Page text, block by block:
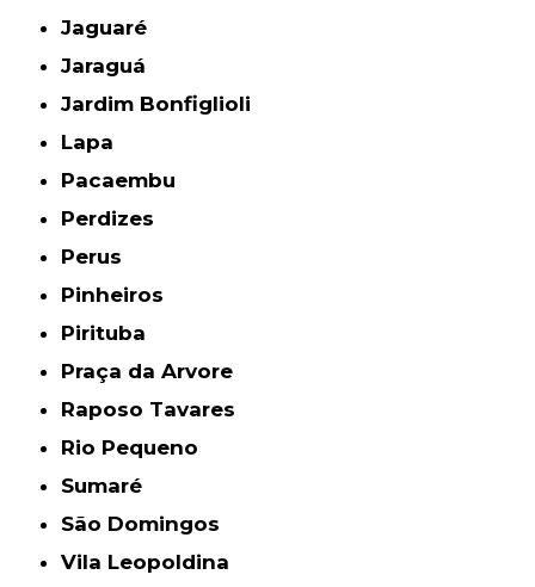
Jaguaré
Jaraguá
Jardim Bonfiglioli
Lapa
Pacaembu
Perdizes
Perus
Pinheiros
Pirituba
Praça da Arvore
Raposo Tavares
Rio Pequeno
Sumaré
São Domingos
Vila Leopoldina